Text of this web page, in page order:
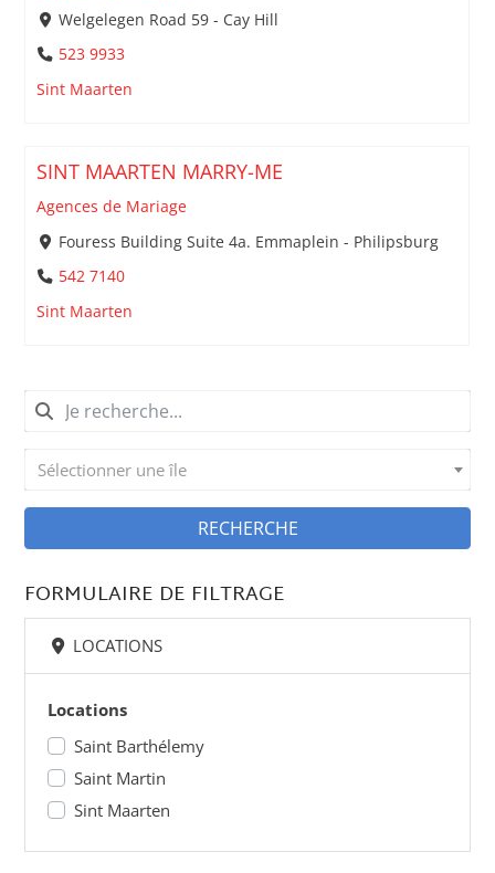
Welgelegen Road 59 - Cay Hill
523 9933
Sint Maarten
SINT MAARTEN MARRY-ME
Agences de Mariage
Fouress Building Suite 4a. Emmaplein - Philipsburg
542 7140
Sint Maarten
Sélectionner une île
RECHERCHE
FORMULAIRE DE FILTRAGE
LOCATIONS
Locations
Saint Barthélemy
Saint Martin
Sint Maarten